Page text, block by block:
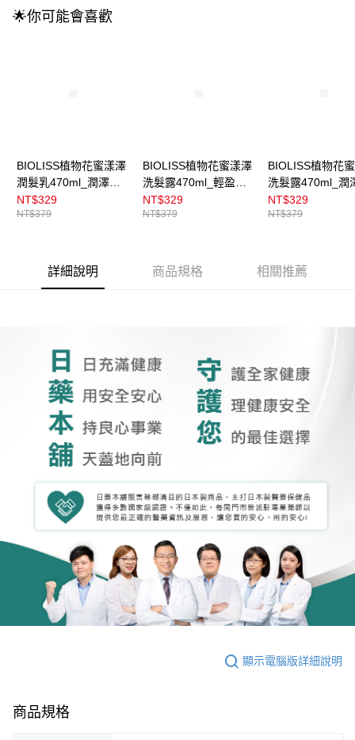
每筆NT$100，滿NT$399(含以上)免運費
🌟你可能會喜歡
BIOLISS植物花蜜漾澤
潤髮乳470ml_潤澤柔
亮
NT$329
NT$379
BIOLISS植物花蜜漾澤
洗髮露470ml_輕盈柔
滑
NT$329
NT$379
BIOLISS植物花
洗髮露470ml_潤
亮
NT$329
NT$379
詳細說明 商品規格 相關推薦
顯示電腦版詳細說明
商品規格